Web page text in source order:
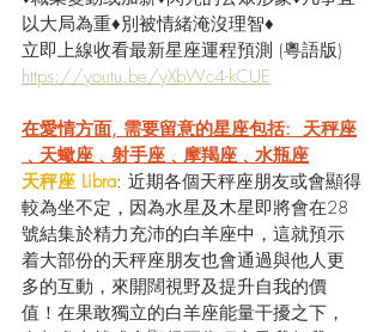
以大局為重♦別被情緒淹沒理智♦
立即上線收看最新星座運程預測 (粵語版)
https://youtu.be/yXbWc4-kCUE
在愛情方面, 需要留意的星座包括:  天秤座
﹑天蠍座﹑射手座﹑摩羯座﹑水瓶座
天秤座 Libra: 近期各個天秤座朋友或會顯得
較為坐不定，因為水星及木星即將會在28
號結集於精力充沛的白羊座中，這就預示
着大部份的天秤座朋友也會通過與他人更
多的互動，來開闊視野及提升自我的價
值！在果敢獨立的白羊座能量干擾之下，